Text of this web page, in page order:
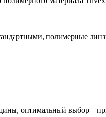
полимерные
оптимальный выбор –